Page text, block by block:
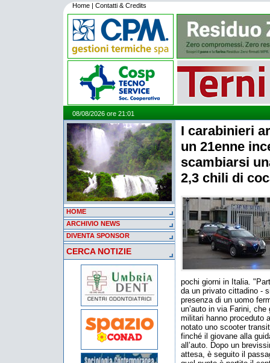
Home | Contatti & Credits
08/08/2026 ore 21:01
HOME
ARCHIVIO NEWS
DIVENTA SPONSOR
CERCA NOTIZIE
I carabinieri
un 21enne
scambiarsi
2,3 chili di
pochi giorni in Italia.
da un privato cittadino -
presenza di un uomo
un’auto in via Farini, che
militari hanno proceduto
notato uno scooter
finché il giovane alla
all’auto. Dopo un
attesa, è seguito il